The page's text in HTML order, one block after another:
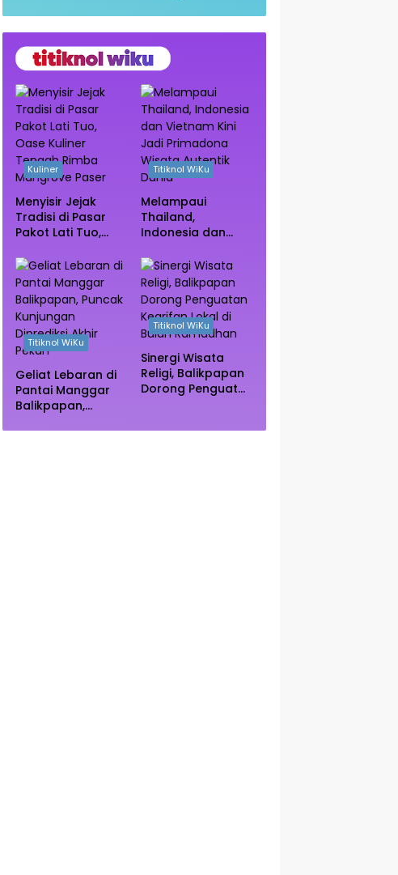
Tanpa Ketahuan
Sekitar 200 MW
Kuliner
Menyisir Jejak
Tradisi di Pasar
Pakot Lati Tuo,
Tengah Rimba
Mangrove Paser
Titiknol WiKu
Melampaui
Thailand,
Indonesia dan
Primadona Wisata
Autentik Dunia
Titiknol WiKu
Geliat Lebaran di
Pantai Manggar
Balikpapan,
Titiknol WiKu
Sinergi Wisata
Religi, Balikpapan
Dorong Penguatan